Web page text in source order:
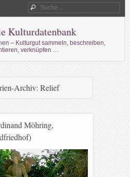
Suche
Kulturdatenbank
– Kulturgut sammeln, beschreiben,
verknüpfen …
Archiv: Relief
Möhring,